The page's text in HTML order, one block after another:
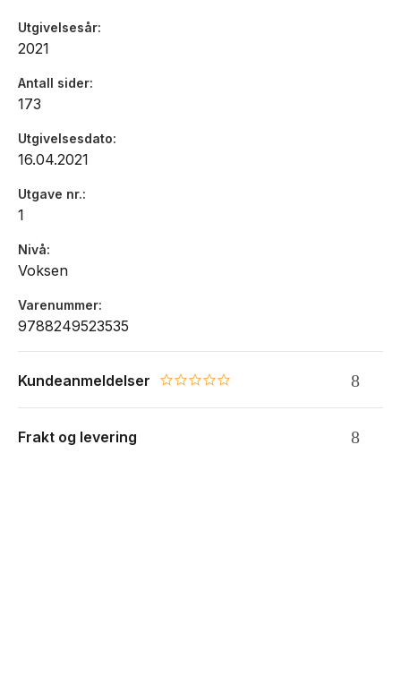
Utgivelsesår
2021
Antall sider
173
Utgivelsesdato
16.04.2021
Utgave nr.
1
Nivå
Voksen
Varenummer
9788249523535
Kundeanmeldelser 0.0 star rating
Frakt og levering